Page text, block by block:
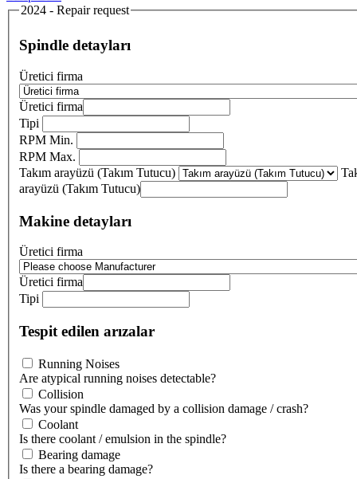
2024 - Repair request
Spindle detayları
Üretici firma
Üretici firma
Tipi
RPM Min.
RPM Max.
Takım arayüzü (Takım Tutucu)
arayüzü (Takım Tutucu)
Makine detayları
Üretici firma
Üretici firma
Tipi
Tespit edilen arızalar
Running Noises
Are atypical running noises detectable?
Collision
Was your spindle damaged by a collision damage / crash?
Coolant
Is there coolant / emulsion in the spindle?
Bearing damage
Is there a bearing damage?